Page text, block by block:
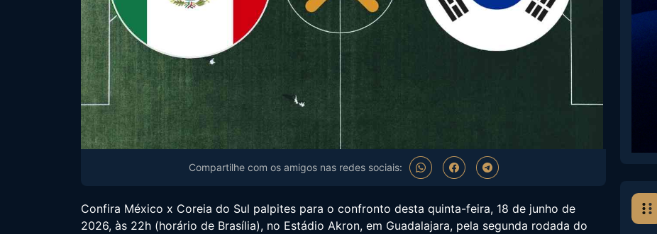
Compartilhe com os amigos nas redes sociais:
Confira México x Coreia do Sul palpites para o confronto desta quinta-feira, 18 de junho de
2026, às 22h (horário de Brasília), no Estádio Akron, em Guadalajara, pela segunda rodada do